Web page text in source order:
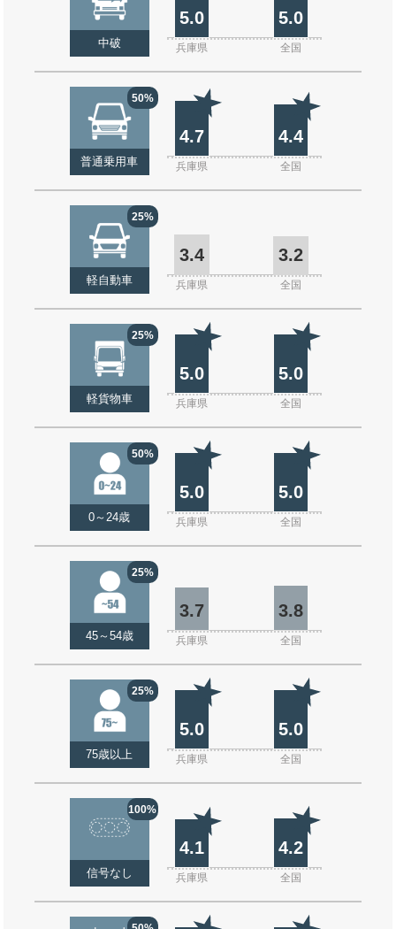
中破
5.0 5.0
兵庫県 全国
50%
普通乗用車
4.7 4.4
兵庫県 全国
25%
軽自動車
3.4 3.2
兵庫県 全国
25%
軽貨物車
5.0 5.0
兵庫県 全国
50%
0～24歳
5.0 5.0
兵庫県 全国
25%
45～54歳
3.7 3.8
兵庫県 全国
25%
75歳以上
5.0 5.0
兵庫県 全国
100%
信号なし
4.1 4.2
兵庫県 全国